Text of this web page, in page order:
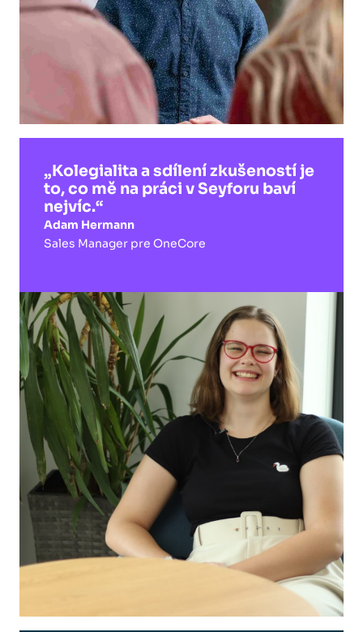
„Kolegialita a sdílení zkušeností je
to, co mě na práci v Seyforu baví
nejvíc.“
Adam Hermann
Sales Manager pre OneCore